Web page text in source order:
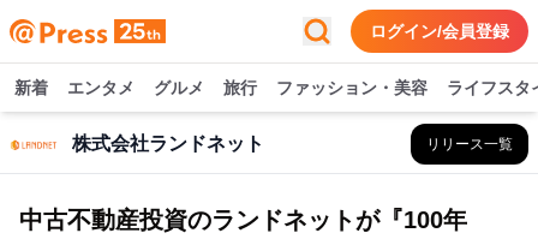
ログイン/会員登録
新着 エンタメ グルメ 旅行 ファッション・美容 ライフスタ
株式会社ランドネット リリース一覧
中古不動産投資のランドネットが『100年